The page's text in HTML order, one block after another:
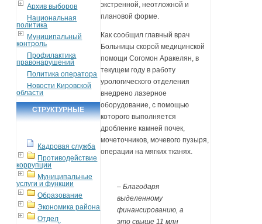
Архив выборов
Национальная
политика
Муниципальный
контроль
Профилактика
правонарушений
Политика оператора
Новости Кировской
области
СТРУКТУРНЫЕ
Кадровая служба
Противодействие
коррупции
Муниципальные
услуги и функции
Образование
Экономика района
Отдел
экстренной, неотложной и
плановой форме.
Как сообщил главный врач
Больницы скорой медицинской
помощи Согомон Аракелян, в
текущем году в работу
урологического отделения
внедрено лазерное
оборудование, с помощью
которого выполняется
дробление камней почек,
мочеточников, мочевого пузыря,
операции на мягких тканях.
– Благодаря
выделенному
финансированию, а
это свыше 11 млн